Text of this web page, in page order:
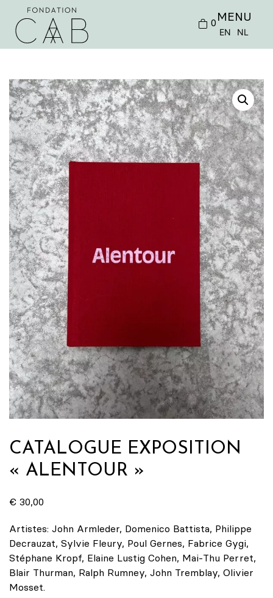
0 MENU
EN NL
CATALOGUE EXPOSITION
« ALENTOUR »
€ 30,00
Artistes: John Armleder, Domenico Battista, Philippe
Decrauzat, Sylvie Fleury, Poul Gernes, Fabrice Gygi,
Stéphane Kropf, Elaine Lustig Cohen, Mai-Thu Perret,
Blair Thurman, Ralph Rumney, John Tremblay, Olivier
Mosset.